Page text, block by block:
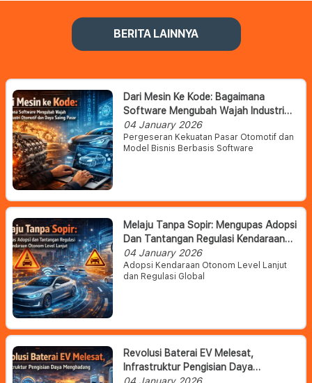
BERITA LAINNYA
Dari Mesin Ke Kode: Bagaimana
Software Mengubah Wajah Industri
Otomotif Dan Daya Saing Pasar
04 January 2026
Pergeseran Kekuatan Pasar Otomotif dan
Model Bisnis Berbasis Software
Melaju Tanpa Sopir: Mengupas Adopsi
Dan Tantangan Regulasi Kendaraan
Otonom Level Lanjut
04 January 2026
Adopsi Kendaraan Otonom Level Lanjut
dan Regulasi Global
Revolusi Baterai EV Melesat,
Infrastruktur Pengisian Daya